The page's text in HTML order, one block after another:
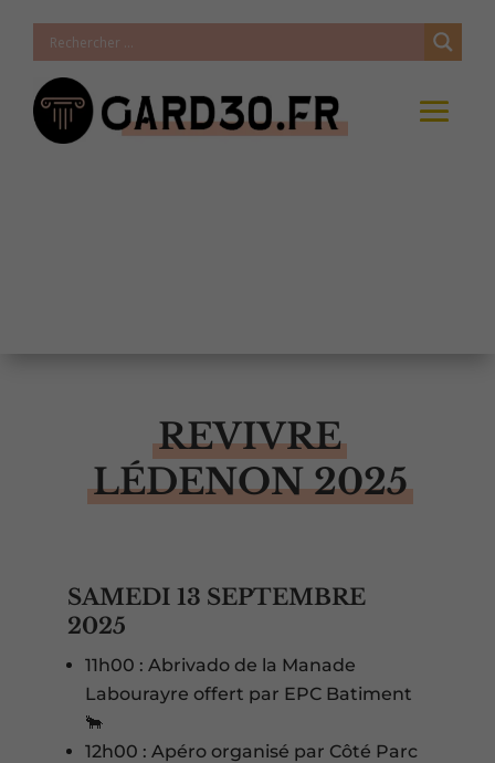
REVIVRE
LÉDENON 2025
SAMEDI 13 SEPTEMBRE
2025
11h00 : Abrivado de la Manade
Labourayre offert par EPC Batiment
🐂
12h00 : Apéro organisé par Côté Parc